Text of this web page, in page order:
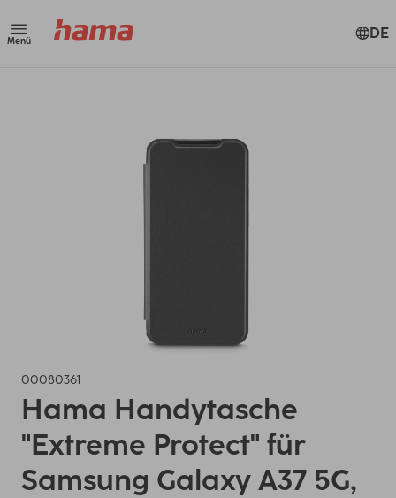
Menü DE
00080361
Hama Handytasche
"Extreme Protect" für
Samsung Galaxy A37 5G,